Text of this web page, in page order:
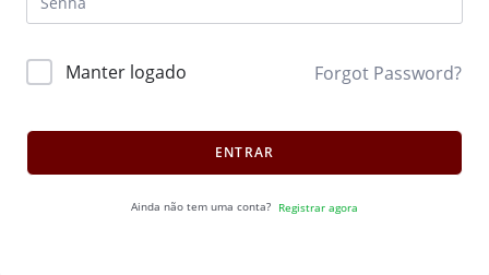
Manter logado Forgot Password?
ENTRAR
Ainda não tem uma conta? Registrar agora